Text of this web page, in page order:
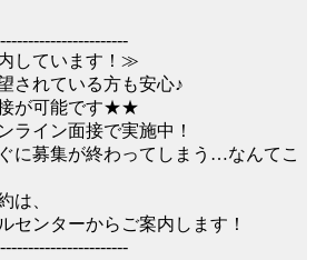
しています！≫
されている方も安心♪
が可能です★★
ライン面接で実施中！
に募集が終わってしまう…なんてこ
は、
センターからご案内します！